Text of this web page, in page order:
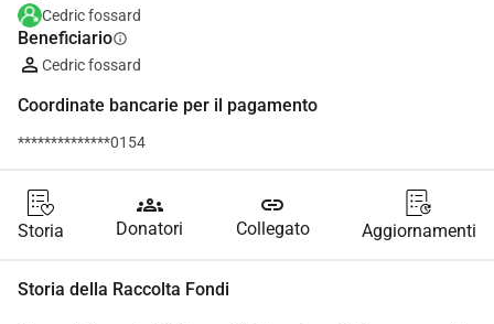
Cedric fossard
Beneficiarioinfo
Cedric fossard
Coordinate bancarie per il pagamento
**************0154
Storia
groups
Donatori
link
Collegato Aggiornamenti
Storia della Raccolta Fondi